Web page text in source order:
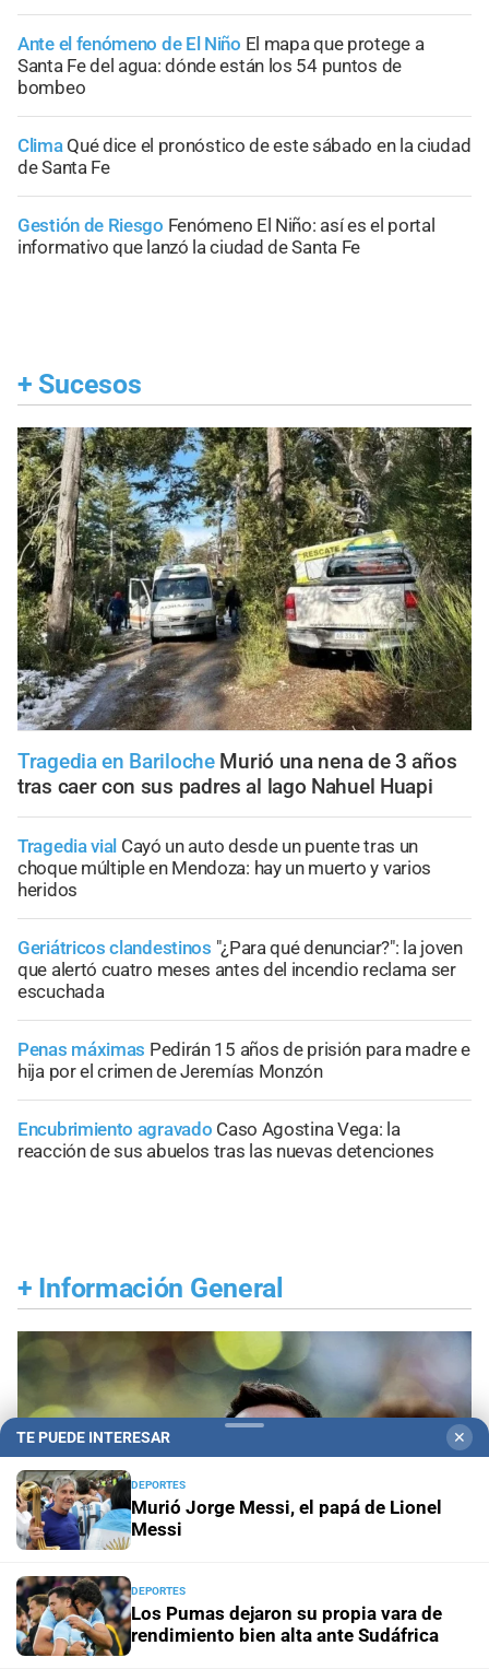
Ante el fenómeno de El Niño El mapa que protege a
Santa Fe del agua: dónde están los 54 puntos de
bombeo
Clima Qué dice el pronóstico de este sábado en la ciudad
de Santa Fe
Gestión de Riesgo Fenómeno El Niño: así es el portal
informativo que lanzó la ciudad de Santa Fe
+ Sucesos
Tragedia en Bariloche Murió una nena de 3 años
tras caer con sus padres al lago Nahuel Huapi
Tragedia vial Cayó un auto desde un puente tras un
choque múltiple en Mendoza: hay un muerto y varios
heridos
Geriátricos clandestinos "¿Para qué denunciar?": la joven
que alertó cuatro meses antes del incendio reclama ser
escuchada
Penas máximas Pedirán 15 años de prisión para madre e
hija por el crimen de Jeremías Monzón
Encubrimiento agravado Caso Agostina Vega: la
reacción de sus abuelos tras las nuevas detenciones
+ Información General
TE PUEDE INTERESAR ✕
DEPORTES
Murió Jorge Messi, el papá de Lionel
Messi
DEPORTES
Los Pumas dejaron su propia vara de
rendimiento bien alta ante Sudáfrica